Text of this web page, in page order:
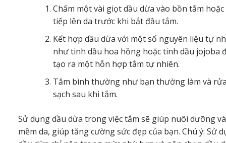
Chấm một vài giọt dầu dừa vào bồn tắm
tiếp lên da trước khi bắt đầu tắm.
Kết hợp dầu dừa với một số nguyên liệu tự
như tinh dầu hoa hồng hoặc tinh dầu jojoba
tạo ra một hỗn hợp tắm tự nhiên.
Tắm bình thường như bạn thường làm và
sạch sau khi tắm.
Sử dụng dầu dừa trong việc tắm sẽ giúp nuôi dưỡng
mềm da, giúp tăng cường sức đẹp của bạn. Chú ý: Sử